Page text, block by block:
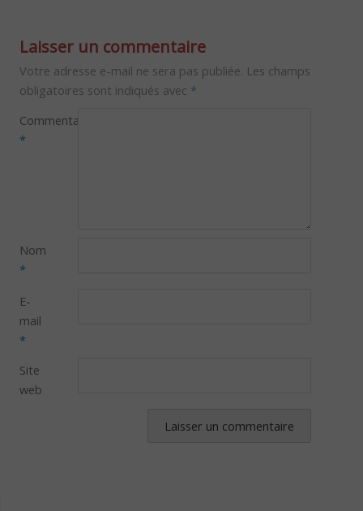
Laisser un commentaire
Votre adresse e-mail ne sera pas publiée. Les champs
obligatoires sont indiqués avec *
Commentaire
*
Nom
*
E-
mail
*
Site
web